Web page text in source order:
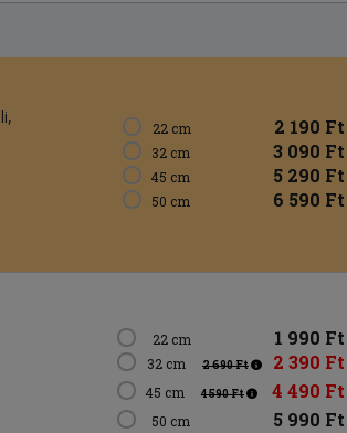
22 cm 2 190 Ft
32 cm 3 090 Ft
45 cm 5 290 Ft
50 cm 6 590 Ft
22 cm 1 990 Ft
32 cm 2 690 Ft 2 390 Ft
45 cm 4 590 Ft 4 490 Ft
50 cm 5 990 Ft